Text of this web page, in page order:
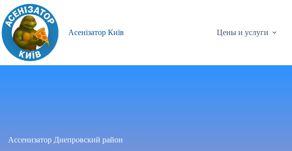
Перейти
сути
Асенізатор Київ
Цены и услуги
Ассенизатор Днепровский район